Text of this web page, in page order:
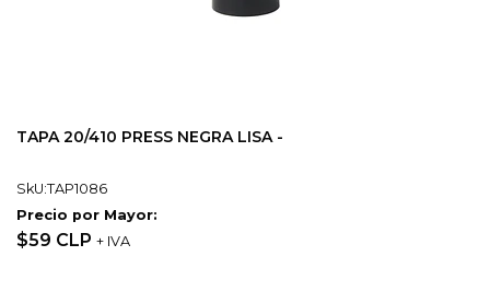
TAPA 20/410 PRESS NEGRA LISA -
SkU:TAP1086
Precio por Mayor:
$59 CLP + IVA